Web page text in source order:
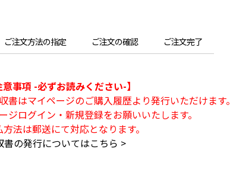
ご注文方法の指定 ご注文の確認 ご注文完了
意事項 -必ずお読みください-】
書はマイページのご購入履歴より発行いただけます。
ジログイン・新規登録をお願いいたします。
法は郵送にて対応となります。
書の発行についてはこちら >